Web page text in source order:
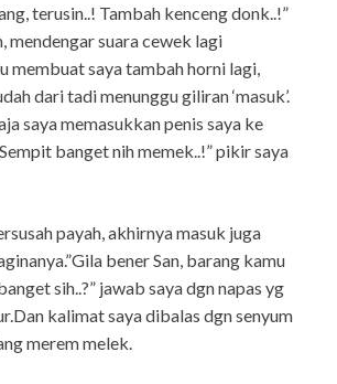
terusin..! Tambah kenceng donk..!”
mendengar suara cewek lagi
membuat saya tambah horni lagi,
dari tadi menunggu giliran ‘masuk’.
saya memasukkan penis saya ke
banget nih memek..!” pikir saya
payah, akhirnya masuk juga
bener San, barang kamu
sih..?” jawab saya dgn napas yg
kalimat saya dibalas dgn senyum
merem melek.